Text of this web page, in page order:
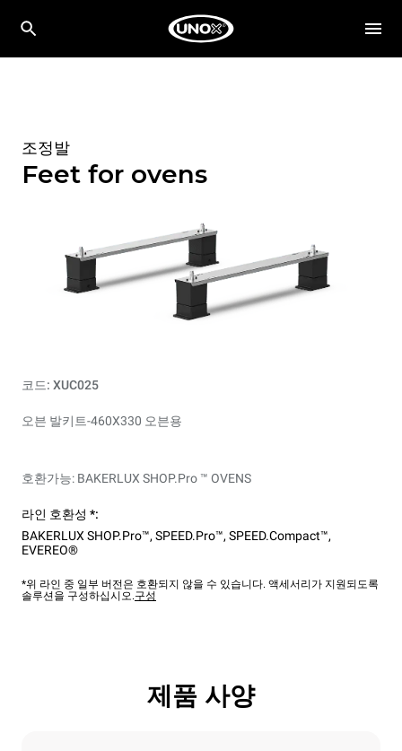
조정발
Feet for ovens
코드: XUC025
오븐 발키트-460X330 오븐용
호환가능: BAKERLUX SHOP.Pro ™ OVENS
라인 호환성 *:
BAKERLUX SHOP.Pro™, SPEED.Pro™, SPEED.Compact™,
EVEREO®
*위 라인 중 일부 버전은 호환되지 않을 수 있습니다. 액세서리가 지원되도록
솔루션을 구성하십시오.구성
제품 사양